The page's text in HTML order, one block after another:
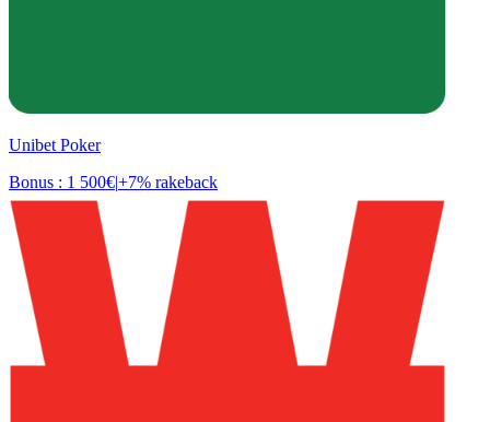
Unibet Poker
Bonus : 1 500€|+7% rakeback